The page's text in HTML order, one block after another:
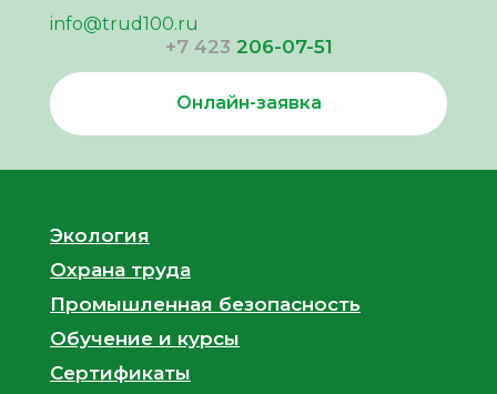
info@trud100.ru
+7 423 206-07-51
Онлайн-заявка
Экология
Охрана труда
Промышленная безопасность
Обучение и курсы
Сертификаты